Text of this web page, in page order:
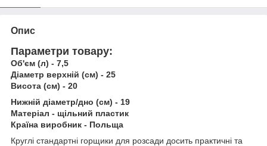
Опис
Параметри товару:
Об'єм (л) - 7,5
Діаметр верхній (см) - 25
Висота (см) - 20
Нижній діаметр/дно (см) - 19
Матеріал - щільний пластик
Країна виробник - Польща
Круглі стандартні горщики для розсади досить практичні та